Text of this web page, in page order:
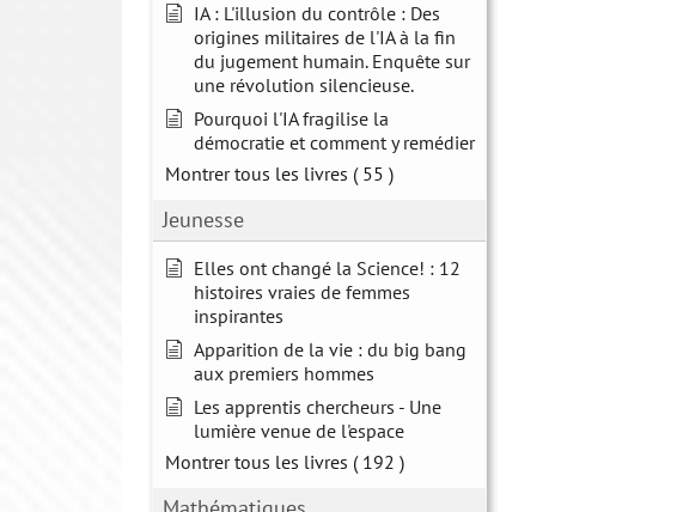
IA : L'illusion du contrôle : Des
origines militaires de l'IA à la fin
du jugement humain. Enquête sur
une révolution silencieuse.
Pourquoi l'IA fragilise la
démocratie et comment y remédier
Montrer tous les livres ( 55 )
Jeunesse
Elles ont changé la Science! : 12
histoires vraies de femmes
inspirantes
Apparition de la vie : du big bang
aux premiers hommes
Les apprentis chercheurs - Une
lumière venue de l'espace
Montrer tous les livres ( 192 )